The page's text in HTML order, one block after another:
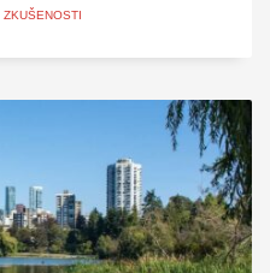
ZKUŠENOSTI